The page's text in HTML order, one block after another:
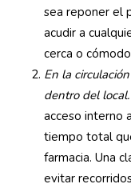
sea reponer el
acudir a
cerca o
En la
dentro del local.
acceso interno
tiempo total
farmacia. Una
evitar